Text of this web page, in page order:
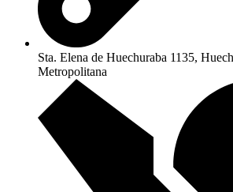
Sta. Elena de Huechuraba 1135,
Metropolitana